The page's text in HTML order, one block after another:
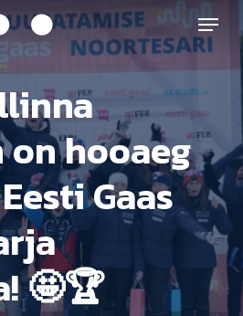
Menu
hooaeg
Gaas
🤩🏆